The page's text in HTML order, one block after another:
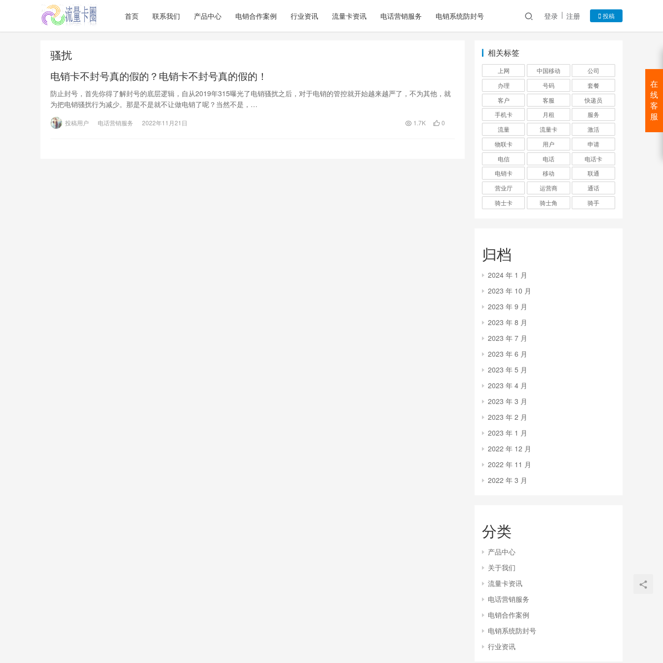
首页 联系我们 产品中心 电销合作案例 行业资讯 流量卡资讯 电话营销服务 电销系统防封号 登录 注册 投稿
骚扰
电销卡不封号真的假的？电销卡不封号真的假的！
防止封号，首先你得了解封号的底层逻辑，自从2019年315曝光了电销骚扰之后，对于电销的管控就开始越来越严了，不为其他，就
为把电销骚扰行为减少。那是不是就不让做电销了呢？当然不是，…
投稿用户 电话营销服务 2022年11月21日 1.7K 0
相关标签
上网 中国移动
公司
办理
号码
套餐
客户
客服
快递员
手机卡
月租
服务
流量
流量卡
激活
物联卡
用户
申请
电信
电话
电话卡
电销卡
移动
联通
营业厅
运营商
通话
骑士卡
骑士角 骑手
归档
2024 年 1 月
2023 年 10 月
2023 年 9 月
2023 年 8 月
2023 年 7 月
2023 年 6 月
2023 年 5 月
2023 年 4 月
2023 年 3 月
2023 年 2 月
2023 年 1 月
2022 年 12 月
2022 年 11 月
2022 年 3 月
分类
产品中心
关于我们
流量卡资讯
电话营销服务
电销合作案例
电销系统防封号
行业资讯
在
线
客
服